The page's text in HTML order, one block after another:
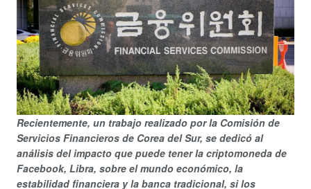
Recientemente, un trabajo realizado por la Comisión de
Servicios Financieros de Corea del Sur, se dedicó al
análisis del impacto que puede tener la criptomoneda de
Facebook, Libra, sobre el mundo económico, la
estabilidad financiera y la banca tradicional, si los